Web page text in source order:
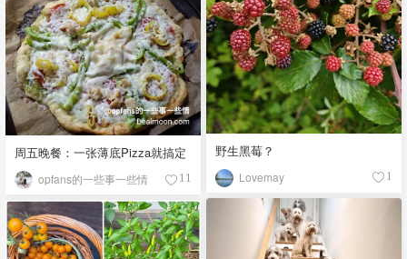
野生黑莓？
Lovemay 1
周五晚餐：一张薄底Pizza就搞定
opfans的一些事一些情 11